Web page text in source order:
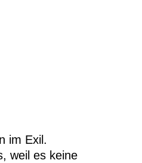
im Exil.
weil es keine